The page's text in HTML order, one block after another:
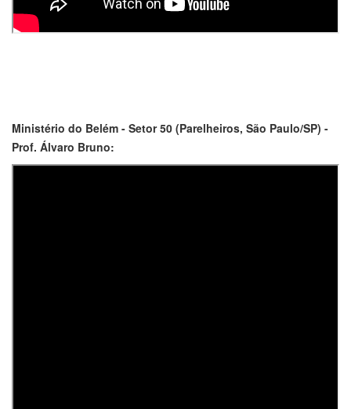
Ministério do Belém - Setor 50 (Parelheiros, São Paulo/SP) -
Prof. Álvaro Bruno: